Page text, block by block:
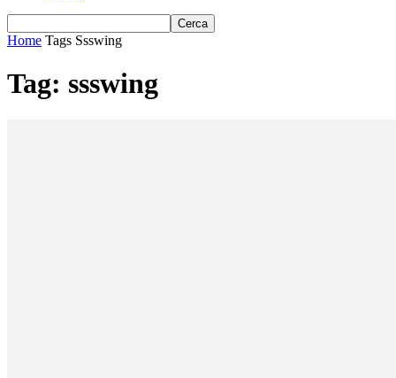
Home Tags Ssswing
Tag: ssswing